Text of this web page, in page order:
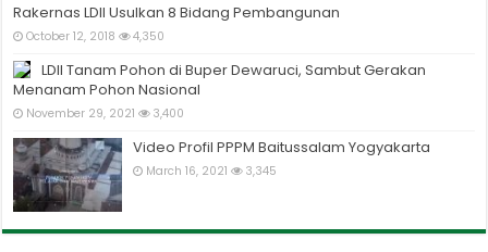
Rakernas LDII Usulkan 8 Bidang Pembangunan
October 12, 2018 4,350
LDII Tanam Pohon di Buper Dewaruci, Sambut Gerakan
Menanam Pohon Nasional
November 29, 2021 3,400
Video Profil PPPM Baitussalam Yogyakarta
March 16, 2021 3,345